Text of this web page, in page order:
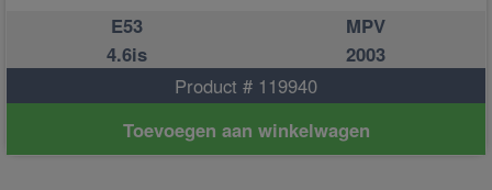
E53
MPV
4.6is
2003
Product # 119940
Toevoegen aan winkelwagen